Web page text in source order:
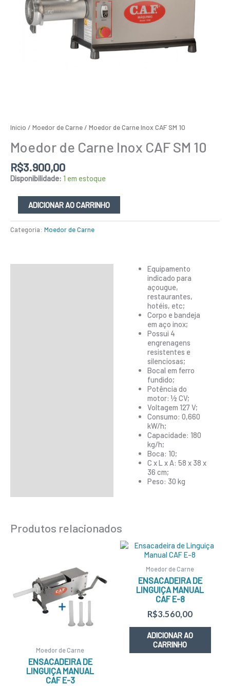
Início / Moedor de Carne / Moedor de Carne Inox CAF SM 10
Moedor de Carne Inox CAF SM 10
R$3.900,00
Disponibilidade: 1 em estoque
ADICIONAR AO CARRINHO
Categoria: Moedor de Carne
Equipamento
indicado para
açougue,
restaurantes,
hotéis, etc;
Corpo e bandeja
em aço inox;
Possui 4
engrenagens
resistentes e
silenciosas;
Bocal em ferro
fundido;
Potência do
motor: ½ CV;
Voltagem 127 V;
Consumo: 0,660
kW/h;
Capacidade: 180
kg/h;
Boca: 10;
C x L x A: 58 x 38 x
36 cm;
Peso: 30 kg
Produtos relacionados
Moedor de Carne
ENSACADEIRA DE
LINGUIÇA MANUAL
CAF E-3
Moedor de Carne
ENSACADEIRA DE
LINGUIÇA MANUAL
CAF E-8
R$3.560,00
ADICIONAR AO
CARRINHO